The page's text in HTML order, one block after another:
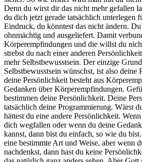
Denn du wirst dir das nicht mehr gefallen
du dich jetzt gerade tatsächlich unterlegen
Eindruck, du könntest das nicht ändern.
ohnmächtig und ausgeliefert. Damit
Körperempfindungen und die willst du
strebst du nach einer anderen
mehr Selbstbewusstsein. Der einzige
Selbstbewusstsein wünschst, ist also deine
deine Persönlichkeit besteht aus
Gedanken über Körperempfindungen.
bestimmen deine Persönlichkeit. Deine
tatsächlich deine Programmierung. Wärst
hättest du eine andere Persönlichkeit.
dich wegfallen oder wenn du deine
kannst, dann bist du einfach, so wie du
eine bestimmte Art und Weise, aber wenn
nachdenkst, dann hast du keine